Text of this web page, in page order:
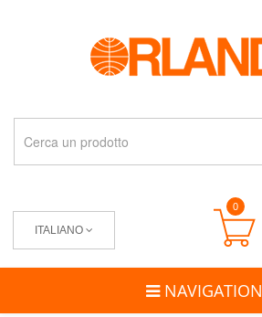
ITALIANO
0
NAVIGATION